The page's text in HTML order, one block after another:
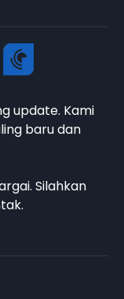
update. Kami
baru dan
Silahkan